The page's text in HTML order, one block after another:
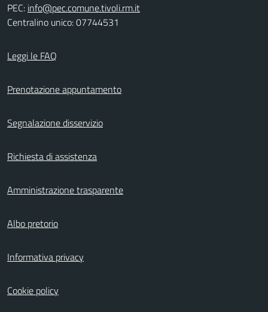
PEC: info@pec.comune.tivoli.rm.it
Centralino unico: 07744531
Leggi le FAQ
Prenotazione appuntamento
Segnalazione disservizio
Richiesta di assistenza
Amministrazione trasparente
Albo pretorio
Informativa privacy
Cookie policy